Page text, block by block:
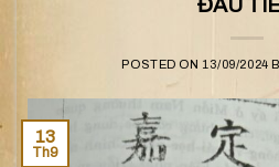
ĐẦU
POSTED ON 13/09/2024
13
Th9